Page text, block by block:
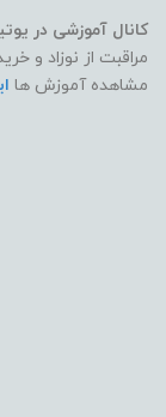
کانال آموزشی در
مراقبت از نوزاد و
مشاهده آموزش ها